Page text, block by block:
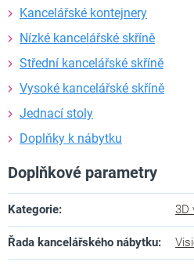
Kancelářské kontejnery
Nízké kancelářské skříně
Střední kancelářské skříně
Vysoké kancelářské skříně
Jednací stoly
Doplňky k nábytku
Doplňkové parametry
Kategorie: 3D
Řada kancelářského nábytku: